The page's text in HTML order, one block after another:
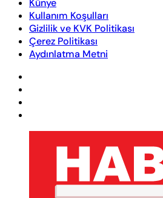
Künye
Kullanım Koşulları
Gizlilik ve KVK Politikası
Çerez Politikası
Aydınlatma Metni